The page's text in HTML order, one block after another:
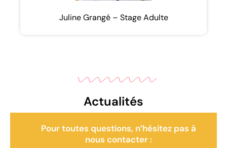
Juline Grangé – Stage Adulte
Actualités
Pour toutes questions, n’hésitez pas à
nous contacter :